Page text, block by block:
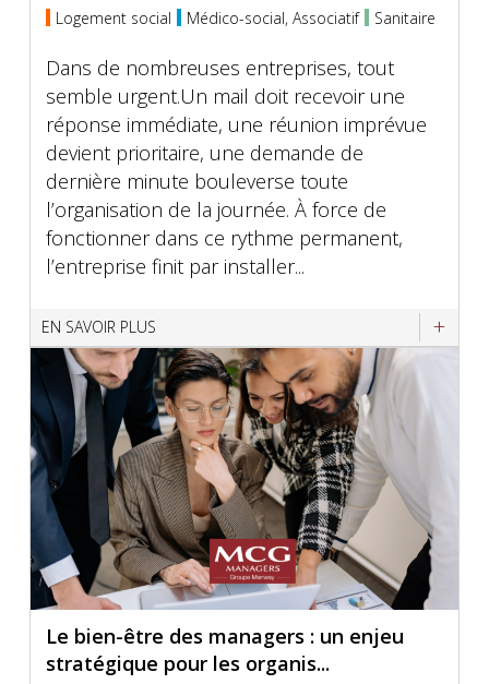
Logement social Médico-social, Associatif Sanitaire
Dans de nombreuses entreprises, tout
semble urgent.Un mail doit recevoir une
réponse immédiate, une réunion imprévue
devient prioritaire, une demande de
dernière minute bouleverse toute
l’organisation de la journée. À force de
fonctionner dans ce rythme permanent,
l’entreprise finit par installer...
EN SAVOIR PLUS
Le bien-être des managers : un enjeu
stratégique pour les organis...